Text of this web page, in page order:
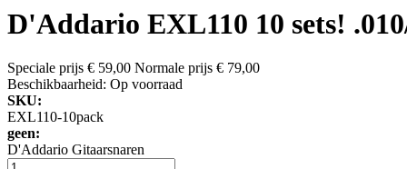
D'Addario EXL110 10 sets!
Speciale prijs € 59,00 Normale prijs € 79,00
Beschikbaarheid: Op voorraad
SKU:
EXL110-10pack
geen:
D'Addario Gitaarsnaren